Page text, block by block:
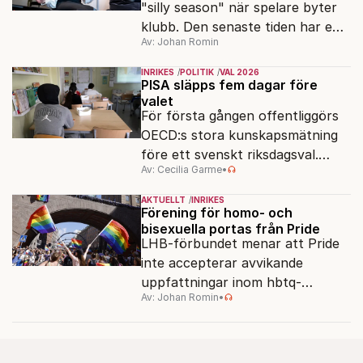
"silly season" när spelare byter
klubb. Den senaste tiden har en
rad svenska politiker bytt parti –
men varför, och vad skiljer
partiernas interna kulturer åt?
Av: Johan Romin
INRIKES POLITIK VAL 2026
PISA släpps fem dagar före
valet
För första gången offentliggörs
OECD:s stora kunskapsmätning
före ett svenskt riksdagsval.
Resultatet kan ge skolfrågan ny
kraft under valrörelsens sista
dagar.
Av: Cecilia Garme•
AKTUELLT INRIKES
Förening för homo- och
bisexuella portas från Pride
LHB-förbundet menar att Pride
inte accepterar avvikande
uppfattningar inom hbtq-
rörelsen. "Vi har inga problem
Av: Johan Romin•